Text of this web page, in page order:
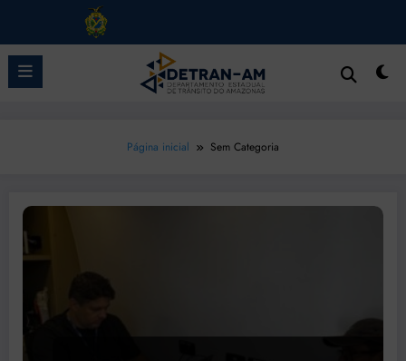
Pular
para
Página inicial Sem Categoria